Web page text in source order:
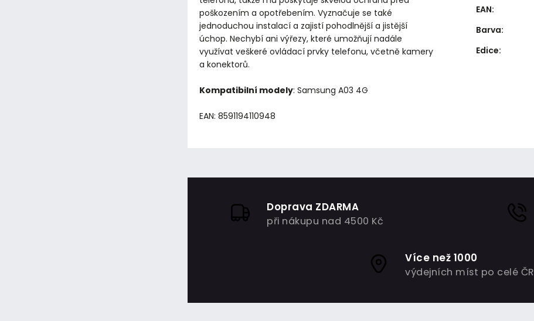
poškozením a opotřebením. Vyznačuje se také
jednoduchou instalací a zajistí pohodlnější a jistější
úchop. Nechybí ani výřezy, které umožňují nadále
využívat veškeré ovládací prvky telefonu, včetně kamery
a konektorů.
Kompatibilní modely: Samsung A03 4G
EAN: 8591194110948
EAN:
Barva:
Edice:
Doprava ZDARMA
při nákupu nad 4500 Kč
Více než 1000
výdejních míst po celé ČR